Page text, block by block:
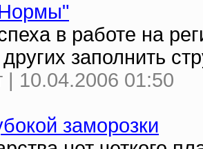
в работе на
заполнить
| 10.04.2006 01:50
заморозки